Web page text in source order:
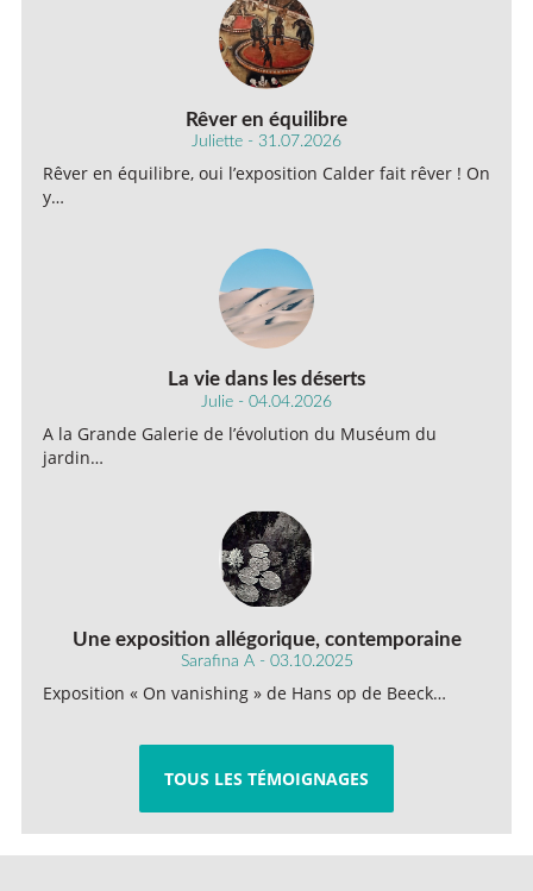
Rêver en équilibre
Juliette - 31.07.2026
Rêver en équilibre, oui l’exposition Calder fait rêver ! On
y…
La vie dans les déserts
Julie - 04.04.2026
A la Grande Galerie de l’évolution du Muséum du
jardin…
Une exposition allégorique, contemporaine
Sarafina A - 03.10.2025
Exposition « On vanishing » de Hans op de Beeck…
TOUS LES TÉMOIGNAGES